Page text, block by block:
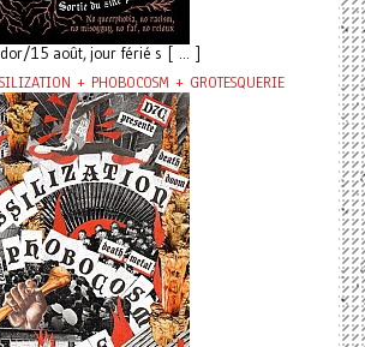
15 août, jour férié s [ ... ]
+ PHOBOCOSM + GROTESQUERIE